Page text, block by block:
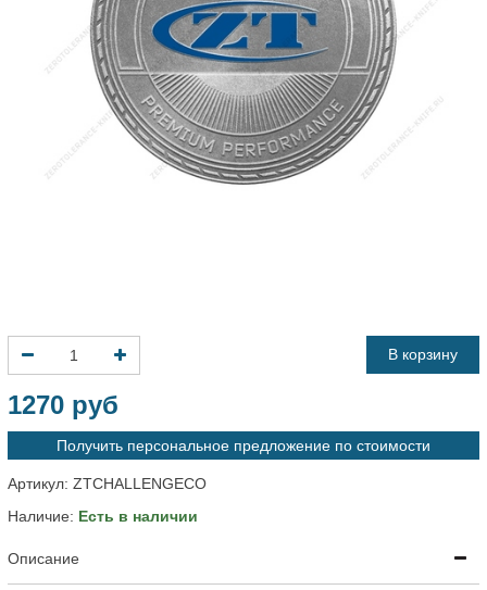
В корзину
1270 руб
Получить персональное предложение по стоимости
Артикул: ZTCHALLENGECO
Наличие: Есть в наличии
Описание